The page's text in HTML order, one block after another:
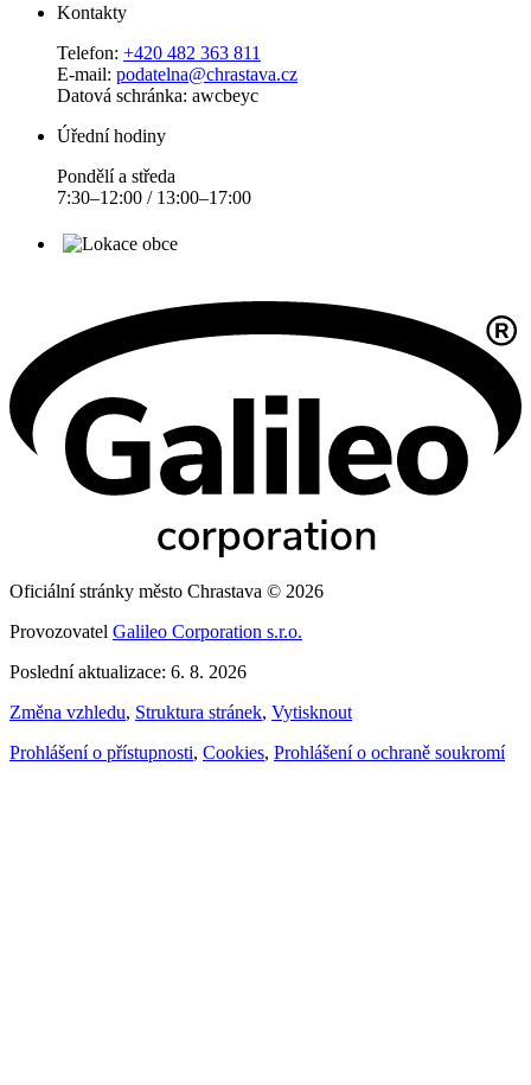
Kontakty
Telefon: +420 482 363 811
E-mail: podatelna@chrastava.cz
Datová schránka: awcbeyc
Úřední hodiny
Pondělí a středa
7:30–12:00 / 13:00–17:00
Oficiální stránky město Chrastava © 2026
Provozovatel Galileo Corporation s.r.o.
Poslední aktualizace: 6. 8. 2026
Změna vzhledu, Struktura stránek, Vytisknout
Prohlášení o přístupnosti, Cookies, Prohlášení o ochraně soukromí